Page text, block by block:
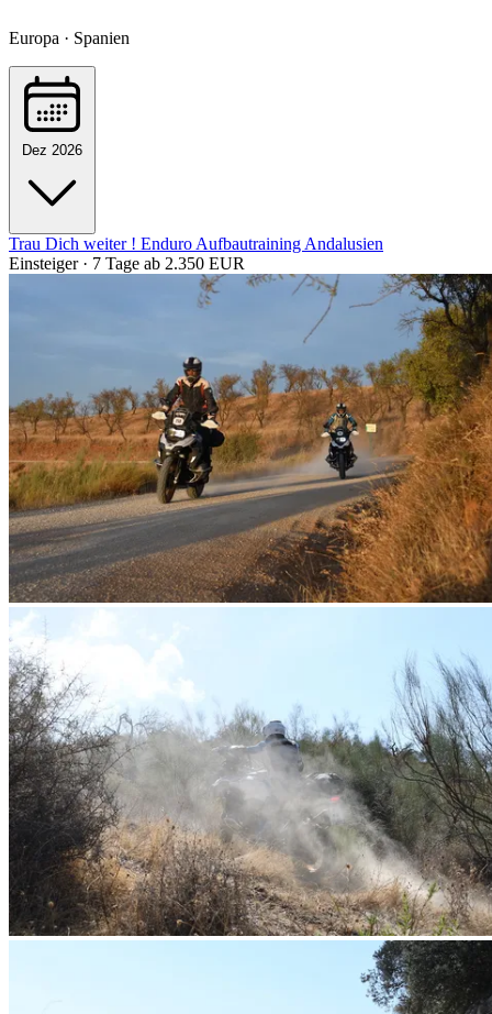
Europa · Spanien
Dez 2026
Trau Dich weiter ! Enduro Aufbautraining Andalusien
Einsteiger · 7 Tage ab 2.350 EUR